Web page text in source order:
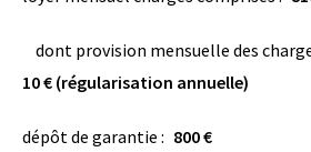
dont provision mensuelle des
10 € (régularisation annuelle)
dépôt de garantie : 800 €